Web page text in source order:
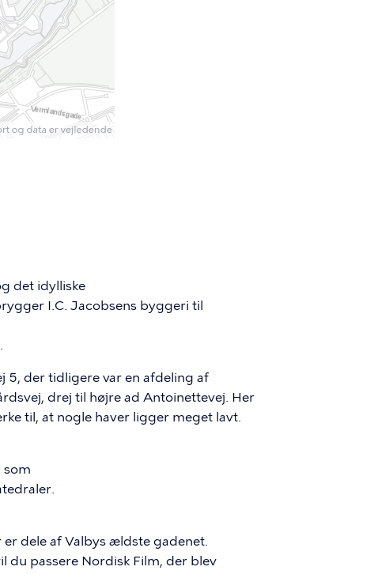
det idylliske
I.C. Jacobsens byggeri til
5, der tidligere var en afdeling af
drej til højre ad Antoinettevej. Her
til, at nogle haver ligger meget lavt.
som
dele af Valbys ældste gadenet.
du passere Nordisk Film, der blev